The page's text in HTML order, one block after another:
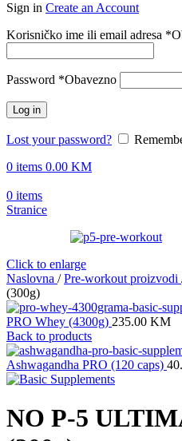
Sign in Create an Account
Korisničko ime ili email adresa *
Password *Obavezno
Log in
Lost your password?
0 items 0.00 KM
0 items
Stranice
Click to enlarge
Naslovna / Pre-workout proizvodi
(300g)
PRO Whey (4300g) 235.00 KM
Back to products
Ashwagandha PRO (120 caps)
NO P-5